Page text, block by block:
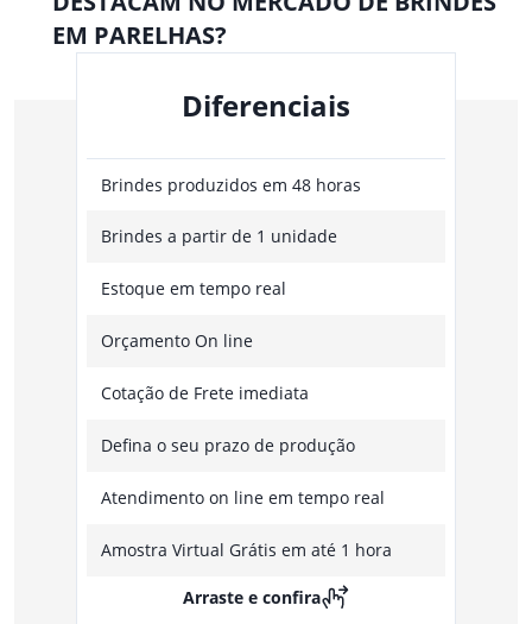
EM PARELHAS?
Diferenciais
Brindes produzidos em 48 horas
Brindes a partir de 1 unidade
Estoque em tempo real
Orçamento On line
Cotação de Frete imediata
Defina o seu prazo de produção
Atendimento on line em tempo real
Amostra Virtual Grátis em até 1 hora
Arraste e confira